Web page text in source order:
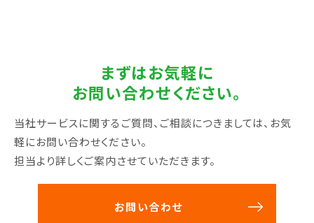
まずはお気軽に
お問い合わせください。
当社サービスに関するご質問、ご相談につきましては、お気
軽にお問い合わせください。
担当より詳しくご案内させていただきます。
お問い合わせ